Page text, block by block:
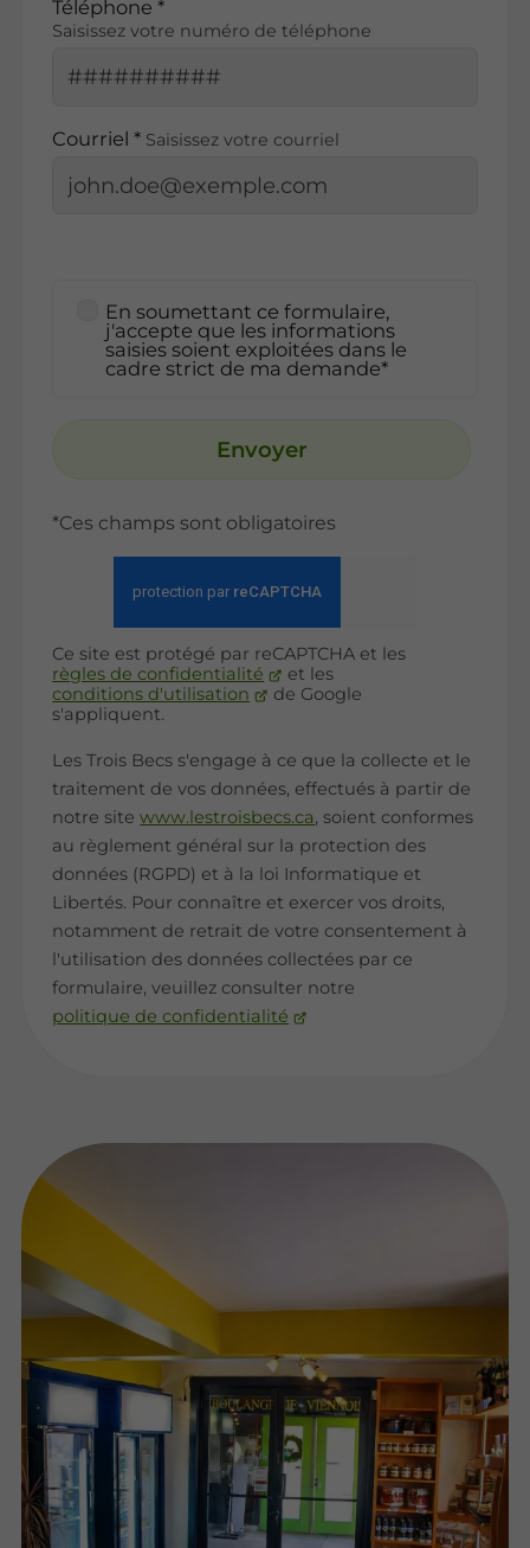
Téléphone *
Saisissez votre numéro de téléphone
Courriel * Saisissez votre courriel
En soumettant ce formulaire,
j'accepte que les informations
saisies soient exploitées dans le
cadre strict de ma demande*
Envoyer
*Ces champs sont obligatoires
Ce site est protégé par reCAPTCHA et les
règles de confidentialité
et les
conditions d'utilisation
de Google
s'appliquent.
Les Trois Becs s'engage à ce que la collecte et le
traitement de vos données, effectués à partir de
notre sitewww.lestroisbecs.ca, soient conformes
au règlement général sur la protection des
données (RGPD) et à la loi Informatique et
Libertés. Pour connaître et exercer vos droits,
notamment de retrait de votre consentement à
l'utilisation des données collectées par ce
formulaire, veuillez consulter notre
politique de confidentialité